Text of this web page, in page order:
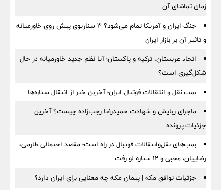
زمان تماشای آن
جنگ ایران و آمریکا تمام می‌شود؟ ۳ سناریوی پیش روی خاورمیانه
و تاثیر آن بر بازار ایران
اتحاد عربستان، ترکیه و پاکستان؛ آیا نظم جدید خاورمیانه در حال
شکل‌گیری است؟
بمب نقل‌ و انتقالات فوتبال ایران؛ آخرین خبر از انتقال ستاره‌ها
ماجرای ربایش و شهادت حمیدرضا رجب‌زاده چیست؟ آخرین
جزئیات پرونده
بمب‌های نقل‌وانتقالات فوتبال در راه است؛ مقصد احتمالی طارمی،
رضاییان، محبی و ۱۲ ستاره لو رفت
جزئیات توافق مکه | پیمان مکه چه معنایی برای ایران دارد؟